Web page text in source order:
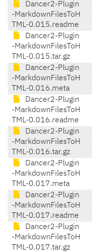
Dancer2-Plugin
-MarkdownFilesToH
TML-0.015.readme
Dancer2-Plugin
-MarkdownFilesToH
TML-0.015.tar.gz
Dancer2-Plugin
-MarkdownFilesToH
TML-0.016.meta
Dancer2-Plugin
-MarkdownFilesToH
TML-0.016.readme
Dancer2-Plugin
-MarkdownFilesToH
TML-0.016.tar.gz
Dancer2-Plugin
-MarkdownFilesToH
TML-0.017.meta
Dancer2-Plugin
-MarkdownFilesToH
TML-0.017.readme
Dancer2-Plugin
-MarkdownFilesToH
TML-0.017.tar.gz